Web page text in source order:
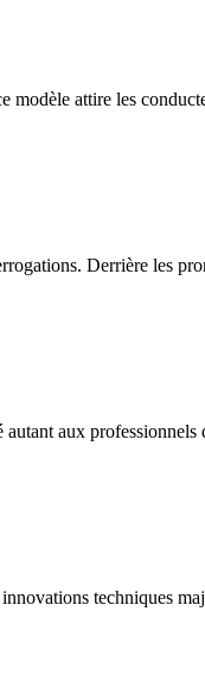
modèle attire les
Derrière les
aux professionnels
techniques